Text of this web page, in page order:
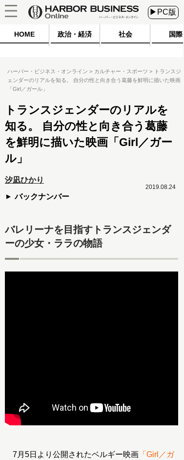
▶PC版
HOME 政治・経済 社会 国際
ハーバー・ビジネス・オンライン カルチャー・スポーツ
トランスジ
ェンダーのリアルを知る。 自分の性と向き合う葛藤を鮮明に描いた映画
「Girl／ガール」
トランスジェンダーのリアルを
知る。 自分の性と向き合う葛藤
を鮮明に描いた映画「Girl／ガー
ル」
汐凪ひかり
バックナンバー
2019.08.24
バレリーナを目指すトランスジェンダ
ーの少女・ララの物語
7月5日より公開されたベルギー映画 「Girl／ガ